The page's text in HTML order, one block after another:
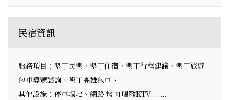
民宿資訊
服務項目：墾丁民墾、墾丁住宿、墾丁行程建議、墾丁旅遊
包車導覽諮詢、墾丁高雄包車、
其他設施：停車場地、網路'烤肉'唱歌KTV........